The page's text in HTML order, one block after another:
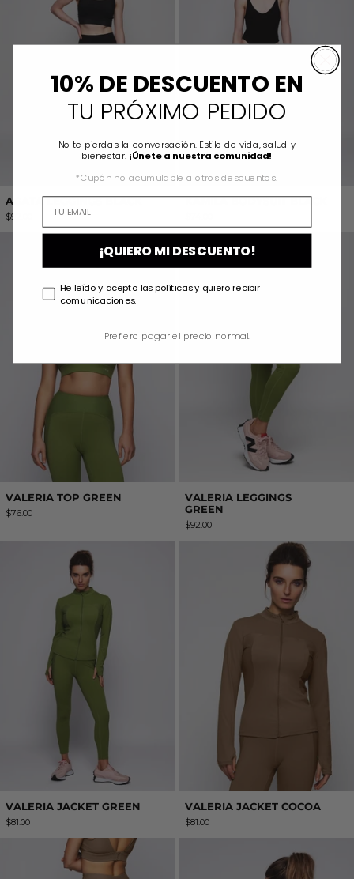
AGATA LEGGINGS BLACK
$92.00
KAMILA BODYSUIT BLACK
VALERIA TOP GREEN
VALERIA TOP GREEN
$76.00
VALERIA
VALERIA LEGGINGS
GREEN
$92.00
VALERIA JACKET GREEN
VALERIA JACKET GREEN
$81.00
VALERIA
VALERIA JACKET COCOA
$81.00
VALERIA LEGGINGS COCOA
10% DE DESCUENTO EN
TU PRÓXIMO PEDIDO
No te pierdas la conversación. Estilo de vida, salud y
bienestar. ¡Únete a nuestra comunidad!
*Cupón no acumulable a otros descuentos.
¡QUIERO MI DESCUENTO!
He leído y acepto las políticas y quiero recibir
comunicaciones.
Prefiero pagar el precio normal.